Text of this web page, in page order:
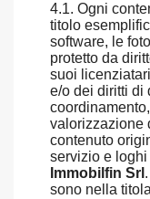
4.1. Ogni
titolo
software, le
protetto da
suoi
e/o dei diritti di
valorizzazione
contenuto
servizio e
Immobilfin Srl
sono nella